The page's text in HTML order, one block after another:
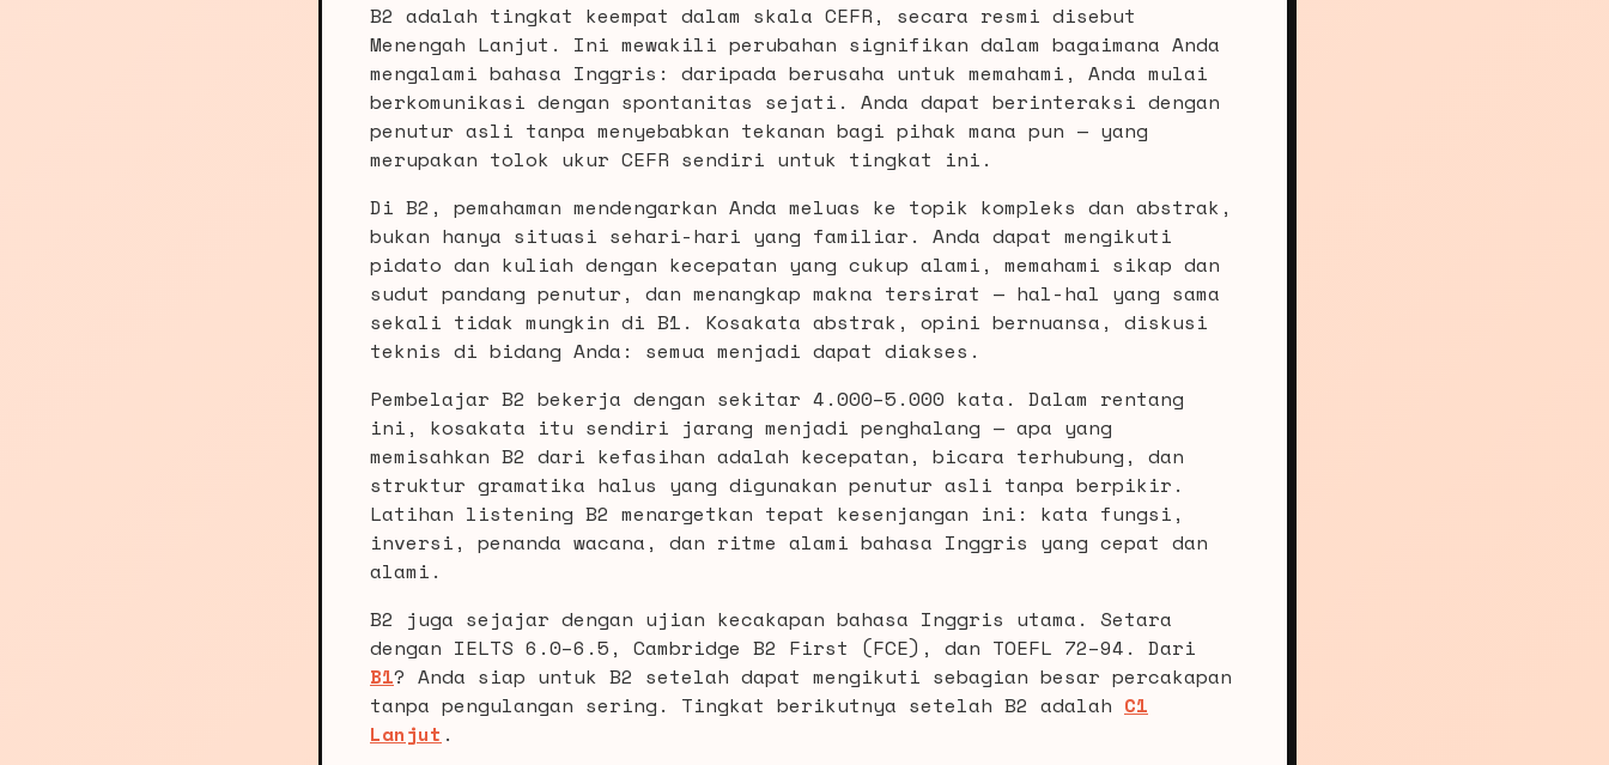
B2 adalah tingkat keempat dalam skala CEFR, secara resmi disebut
Menengah Lanjut. Ini mewakili perubahan signifikan dalam bagaimana Anda
mengalami bahasa Inggris: daripada berusaha untuk memahami, Anda mulai
berkomunikasi dengan spontanitas sejati. Anda dapat berinteraksi dengan
penutur asli tanpa menyebabkan tekanan bagi pihak mana pun — yang
merupakan tolok ukur CEFR sendiri untuk tingkat ini.
Di B2, pemahaman mendengarkan Anda meluas ke topik kompleks dan abstrak,
bukan hanya situasi sehari-hari yang familiar. Anda dapat mengikuti
pidato dan kuliah dengan kecepatan yang cukup alami, memahami sikap dan
sudut pandang penutur, dan menangkap makna tersirat — hal-hal yang sama
sekali tidak mungkin di B1. Kosakata abstrak, opini bernuansa, diskusi
teknis di bidang Anda: semua menjadi dapat diakses.
Pembelajar B2 bekerja dengan sekitar 4.000–5.000 kata. Dalam rentang
ini, kosakata itu sendiri jarang menjadi penghalang — apa yang
memisahkan B2 dari kefasihan adalah kecepatan, bicara terhubung, dan
struktur gramatika halus yang digunakan penutur asli tanpa berpikir.
Latihan listening B2 menargetkan tepat kesenjangan ini: kata fungsi,
inversi, penanda wacana, dan ritme alami bahasa Inggris yang cepat dan
alami.
B2 juga sejajar dengan ujian kecakapan bahasa Inggris utama. Setara
dengan IELTS 6.0–6.5, Cambridge B2 First (FCE), dan TOEFL 72–94. Dari
B1? Anda siap untuk B2 setelah dapat mengikuti sebagian besar percakapan
tanpa pengulangan sering. Tingkat berikutnya setelah B2 adalah C1
Lanjut .